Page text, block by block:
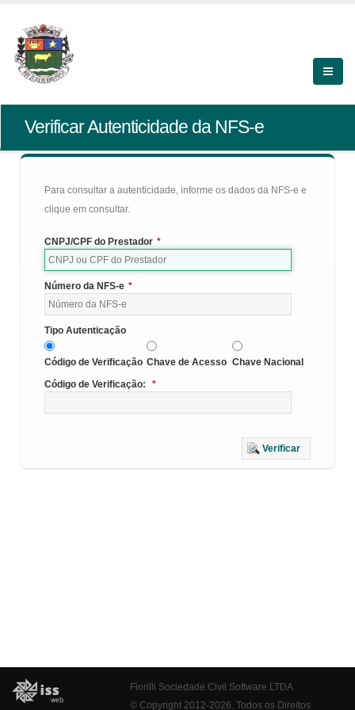
Verificar Autenticidade da NFS-e
Para consultar a autenticidade, informe os dados da NFS-e e
clique em consultar.
CNPJ/CPF do Prestador *
Número da NFS-e *
Tipo Autenticação
Código de Verificação Chave de Acesso Chave Nacional
Código de Verificação:
*
Verificar
Fiorilli Sociedade Civil Software LTDA
© Copyright 2012-2026. Todos os Direitos